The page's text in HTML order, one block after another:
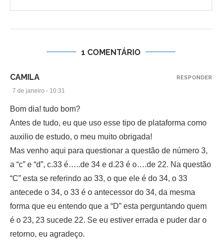
1 COMENTÁRIO
CAMILA
7 de janeiro - 10:31
Bom dia! tudo bom?
Antes de tudo, eu que uso esse tipo de plataforma como
auxilio de estudo, o meu muito obrigada!
Mas venho aqui para questionar a questão de número 3,
a “c” e “d”, c.33 é…..de 34 e d.23 é o….de 22. Na questão
“C” esta se referindo ao 33, o que ele é do 34, o 33
antecede o 34, o 33 é o antecessor do 34, da mesma
forma que eu entendo que a “D” esta perguntando quem
é o 23, 23 sucede 22. Se eu estiver errada e puder dar o
retorno, eu agradeço.
RESPONDER